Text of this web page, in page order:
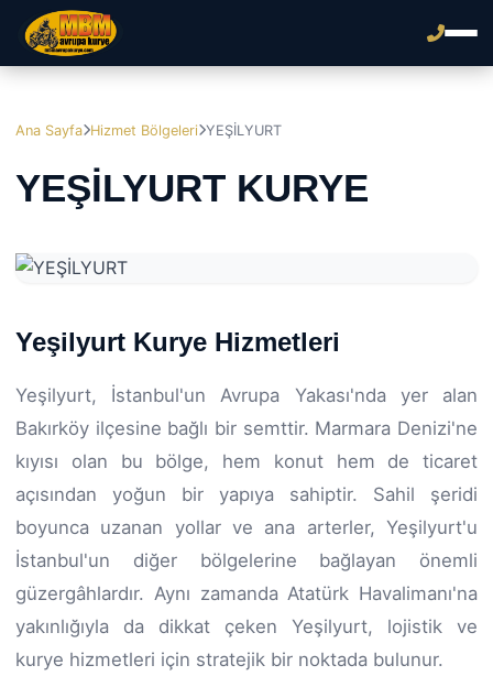
Ana Sayfa Hizmet Bölgeleri YEŞİLYURT
YEŞİLYURT KURYE
Yeşilyurt Kurye Hizmetleri
Yeşilyurt, İstanbul'un Avrupa Yakası'nda yer alan
Bakırköy ilçesine bağlı bir semttir. Marmara Denizi'ne
kıyısı olan bu bölge, hem konut hem de ticaret
açısından yoğun bir yapıya sahiptir. Sahil şeridi
boyunca uzanan yollar ve ana arterler, Yeşilyurt'u
İstanbul'un diğer bölgelerine bağlayan önemli
güzergâhlardır. Aynı zamanda Atatürk Havalimanı'na
yakınlığıyla da dikkat çeken Yeşilyurt, lojistik ve
kurye hizmetleri için stratejik bir noktada bulunur.